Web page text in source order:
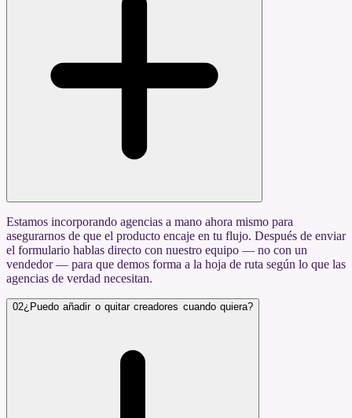
Estamos incorporando agencias a mano ahora mismo para
asegurarnos de que el producto encaje en tu flujo. Después de enviar
el formulario hablas directo con nuestro equipo — no con un
vendedor — para que demos forma a la hoja de ruta según lo que las
agencias de verdad necesitan.
02¿Puedo añadir o quitar creadores cuando quiera?